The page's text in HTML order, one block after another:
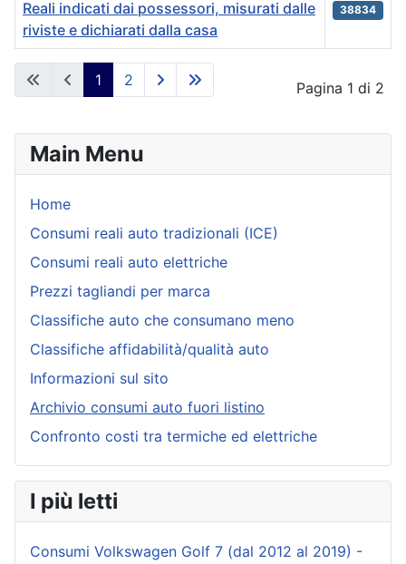
Main Menu
Home
Consumi reali auto tradizionali (ICE)
Consumi reali auto elettriche
Prezzi tagliandi per marca
Classifiche auto che consumano meno
Classifiche affidabilità/qualità auto
Informazioni sul sito
Archivio consumi auto fuori listino
Confronto costi tra termiche ed elettriche
I più letti
Consumi Volkswagen Golf 7 (dal 2012 al 2019) -
Articles
Reali indicati dai possessori, misurati dalle
riviste e dichiarati dalla casa
38834
Pagina 1 di 2
1 2